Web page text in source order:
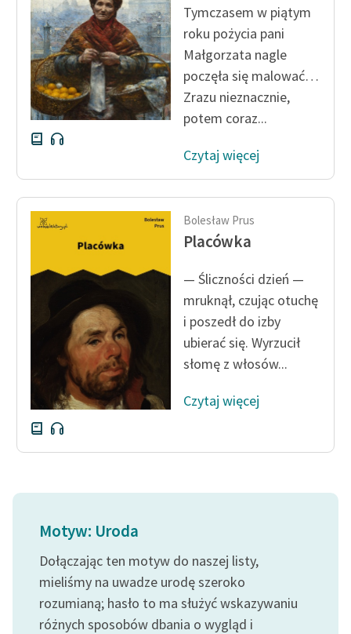
Zasady wykorzystania
Wolnych Lektur
Logotypy
Materiały promocyjne
Polityka prywatności
Dane fundacji i
sprawozdania finansowe
Regulamin darowizn
Informacja o treściach
Deklaracja dostępności
Tymczasem w piątym
roku pożycia pani
Małgorzata nagle
poczęła się malować…
Zrazu nieznacznie,
potem coraz...
Czytaj więcej
Bolesław Prus
Placówka
— Śliczności dzień —
mruknął, czując otuchę
i poszedł do izby
ubierać się. Wyrzucił
słomę z włosów...
Czytaj więcej
Motyw: Uroda
Dołączając ten motyw do naszej listy,
mieliśmy na uwadze urodę szeroko
rozumianą; hasło to ma służyć wskazywaniu
różnych sposobów dbania o wygląd i